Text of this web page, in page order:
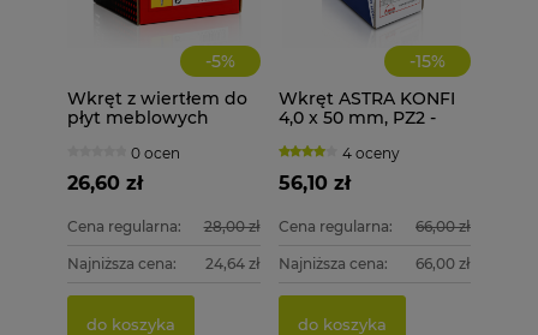
-5%
Wkręt z wiertłem do
płyt meblowych
HAPAX 200 szt. + BIT
TX20
0 ocen
26,60 zł
Cena regularna: 28,00 zł
Najniższa cena: 24,64 zł
do koszyka
-15%
Wkręt ASTRA KONFI
4,0 x 50 mm, PZ2 -
4 oceny
56,10 zł
Cena regularna: 66,00 zł
Najniższa cena: 66,00 zł
do koszyka